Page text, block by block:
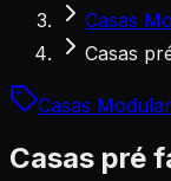
Casas
Casas
Casas
Casas pré